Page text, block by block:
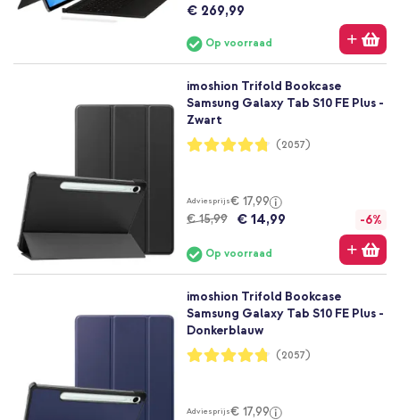
€ 269,99
Op voorraad
imoshion Trifold Bookcase
Samsung Galaxy Tab S10 FE Plus -
Zwart
Waardering:
95%
(2057)
Adviesprijs€ 17,99
€ 15,99
€ 14,99 -6%
Op voorraad
imoshion Trifold Bookcase
Samsung Galaxy Tab S10 FE Plus -
Donkerblauw
Waardering:
95%
(2057)
Adviesprijs€ 17,99